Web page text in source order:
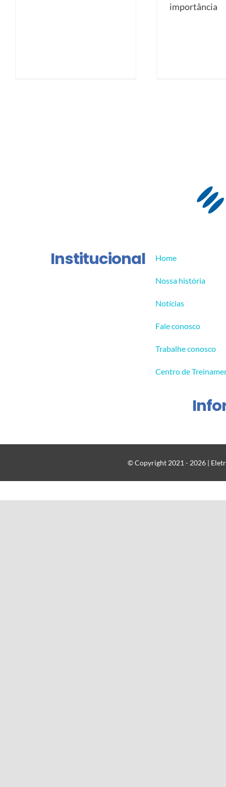
importância
Institucional Home
Nossa história
Notícias
Fale conosco
Trabalhe conosco
Centro de
© Copyright 2021 - 2026 |